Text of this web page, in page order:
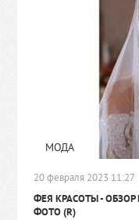
МОДА
20 февраля 2023 11:27
ФЕЯ КРАСОТЫ-
ФОТО (R)